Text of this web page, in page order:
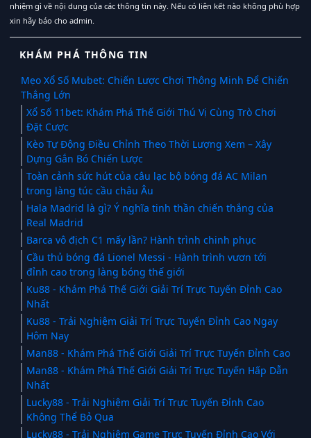
nhiệm gì về nội dung của các thông tin này. Nếu có liên kết nào không phù hợp
xin hãy báo cho admin.
KHÁM PHÁ THÔNG TIN
Mẹo Xổ Số Mubet: Chiến Lược Chơi Thông Minh Để Chiến
Thắng Lớn
Xổ Số 11bet: Khám Phá Thế Giới Thú Vị Cùng Trò Chơi
Đặt Cược
Kèo Tự Động Điều Chỉnh Theo Thời Lượng Xem – Xây
Dựng Gắn Bó Chiến Lược
Toàn cảnh sức hút của câu lạc bộ bóng đá AC Milan
trong làng túc cầu châu Âu
Hala Madrid là gì? Ý nghĩa tinh thần chiến thắng của
Real Madrid
Barca vô địch C1 mấy lần? Hành trình chinh phục
Cầu thủ bóng đá Lionel Messi - Hành trình vươn tới
đỉnh cao trong làng bóng thế giới
Ku88 - Khám Phá Thế Giới Giải Trí Trực Tuyến Đỉnh Cao
Nhất
Ku88 - Trải Nghiệm Giải Trí Trực Tuyến Đỉnh Cao Ngay
Hôm Nay
Man88 - Khám Phá Thế Giới Giải Trí Trực Tuyến Đỉnh Cao
Man88 - Khám Phá Thế Giới Giải Trí Trực Tuyến Hấp Dẫn
Nhất
Lucky88 - Trải Nghiệm Giải Trí Trực Tuyến Đỉnh Cao
Không Thể Bỏ Qua
Lucky88 - Trải Nghiệm Game Trực Tuyến Đỉnh Cao Với